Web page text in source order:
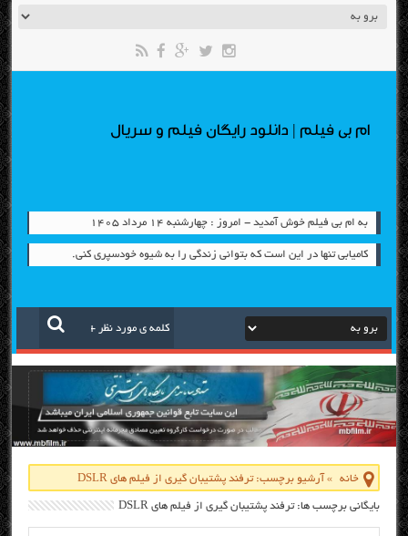
ام بی فیلم | دانلود رایگان فیلم و سریال
به ام بی فیلم خوش آمدید - امروز : چهارشنبه ۱۴ مرداد ۱۴۰۵
کامیابی تنها در این است که بتوانی زندگی را به شیوه خودسپری کنی.
خانه » آرشیو برچسب: ترفند پشتیبان گیری از فیلم های DSLR
بایگانی برچسب ها: ترفند پشتیبان گیری از فیلم های DSLR